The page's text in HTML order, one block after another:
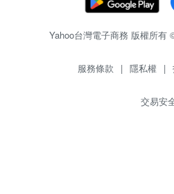
Yahoo台灣電子商務 版權所有
服務條款 | 隱私權 |
交易安